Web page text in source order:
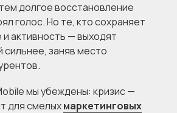
долгое восстановление
голос. Но те, кто сохраняет
активность — выходят
сильнее, заняв место
мы убеждены: кризис —
для смелыхмаркетинговых